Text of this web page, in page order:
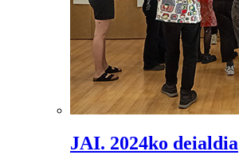
JAI. 2024ko deialdia